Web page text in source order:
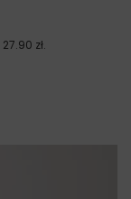
27.90 zł.